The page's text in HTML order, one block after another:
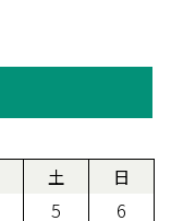
土 日
5
6